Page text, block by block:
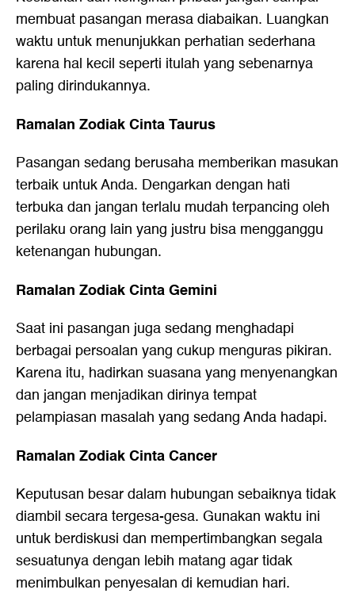
membuat pasangan merasa diabaikan. Luangkan
waktu untuk menunjukkan perhatian sederhana
karena hal kecil seperti itulah yang sebenarnya
paling dirindukannya.
Ramalan Zodiak Cinta Taurus
Pasangan sedang berusaha memberikan masukan
terbaik untuk Anda. Dengarkan dengan hati
terbuka dan jangan terlalu mudah terpancing oleh
perilaku orang lain yang justru bisa mengganggu
ketenangan hubungan.
Ramalan Zodiak Cinta Gemini
Saat ini pasangan juga sedang menghadapi
berbagai persoalan yang cukup menguras pikiran.
Karena itu, hadirkan suasana yang menyenangkan
dan jangan menjadikan dirinya tempat
pelampiasan masalah yang sedang Anda hadapi.
Ramalan Zodiak Cinta Cancer
Keputusan besar dalam hubungan sebaiknya tidak
diambil secara tergesa-gesa. Gunakan waktu ini
untuk berdiskusi dan mempertimbangkan segala
sesuatunya dengan lebih matang agar tidak
menimbulkan penyesalan di kemudian hari.